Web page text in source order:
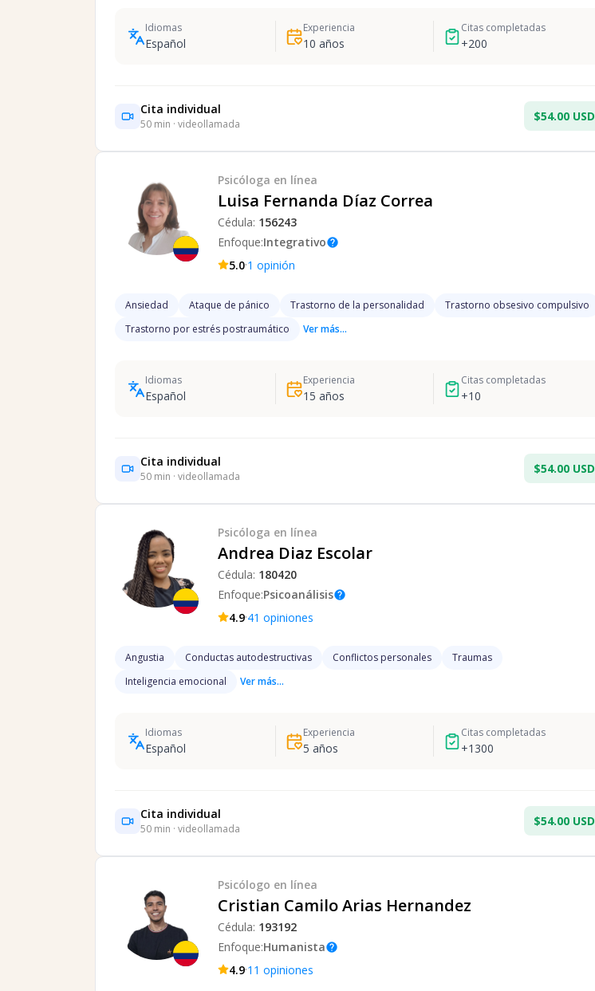
Idiomas
Español
Experiencia
10 años
Citas completadas
+200
Cita individual
50 min · videollamada
$54.00 USD
Psicóloga en línea
Luisa Fernanda Díaz Correa
Cédula: 156243
Enfoque:Integrativohelp
5.0·1 opinión
Ansiedad Ataque de pánico Trastorno de la personalidad
Trastorno obsesivo compulsivo
Trastorno por estrés postraumático
Ver más...
Idiomas
Español
Experiencia
15 años
Citas completadas
+10
Cita individual
50 min · videollamada
$54.00 USD
Psicóloga en línea
Andrea Diaz Escolar
Cédula: 180420
Enfoque:Psicoanálisishelp
4.9·41 opiniones
Angustia Conductas autodestructivas Conflictos personales
Traumas
Inteligencia emocional
Ver más...
Idiomas
Español
Experiencia
5 años
Citas completadas
+1300
Cita individual
50 min · videollamada
$54.00 USD
Psicólogo en línea
Cristian Camilo Arias Hernandez
Cédula: 193192
Enfoque:Humanistahelp
4.9·11 opiniones